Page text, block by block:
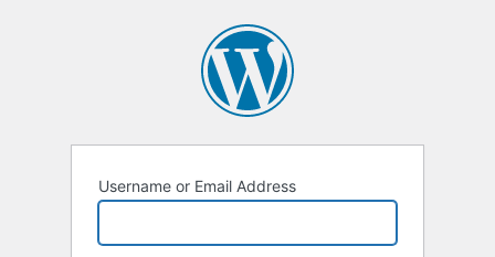
Username or Email Address